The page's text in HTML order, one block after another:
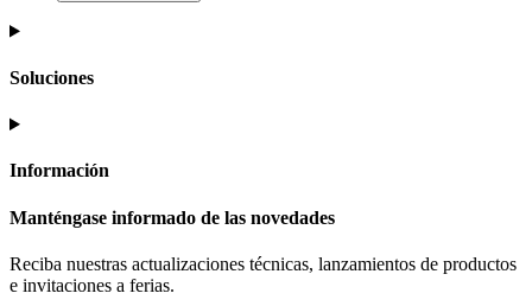
Soluciones
Información
Manténgase informado de las novedades
Reciba nuestras actualizaciones técnicas, lanzamientos de productos
e invitaciones a ferias.